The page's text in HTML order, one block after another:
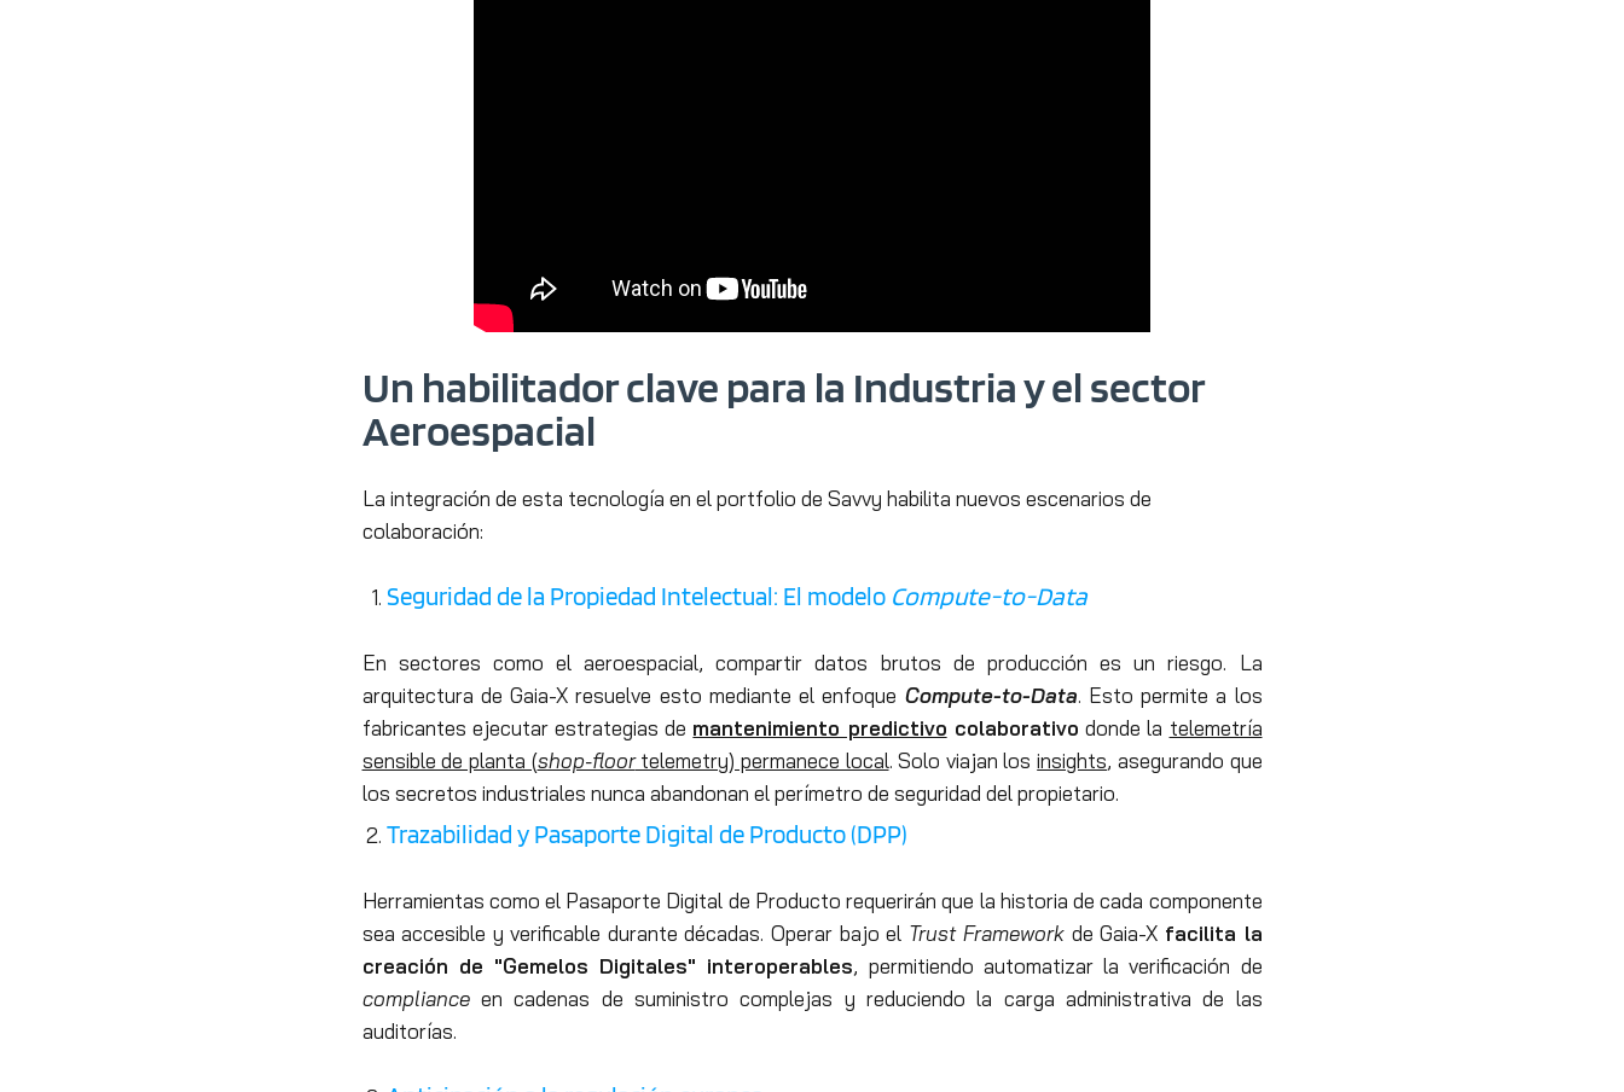
Un habilitador clave para la Industria y el sector
Aeroespacial
La integración de esta tecnología en el portfolio de Savvy habilita nuevos escenarios de
colaboración:
Seguridad de la Propiedad Intelectual: El modelo Compute-to-Data
En sectores como el aeroespacial, compartir datos brutos de producción es un riesgo. La
arquitectura de Gaia-X resuelve esto mediante el enfoque Compute-to-Data. Esto permite a los
fabricantes ejecutar estrategias de mantenimiento predictivo colaborativo donde la telemetría
sensible de planta (shop-floortelemetry) permanece local. Solo viajan losinsights, asegurando que
los secretos industriales nunca abandonan el perímetro de seguridad del propietario.
Trazabilidad y Pasaporte Digital de Producto (DPP)
Herramientas como el Pasaporte Digital de Producto requerirán que la historia de cada componente
sea accesible y verificable durante décadas. Operar bajo el Trust Framework de Gaia-X facilita la
creación de "Gemelos Digitales" interoperables, permitiendo automatizar la verificación de
complianceen cadenas de suministro complejas y reduciendo la carga administrativa de las
auditorías.